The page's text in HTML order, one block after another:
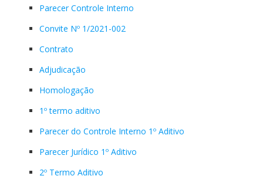
Parecer Controle Interno
Convite Nº 1/2021-002
Contrato
Adjudicação
Homologação
1º termo aditivo
Parecer do Controle Interno 1º Aditivo
Parecer Jurídico 1º Aditivo
2º Termo Aditivo